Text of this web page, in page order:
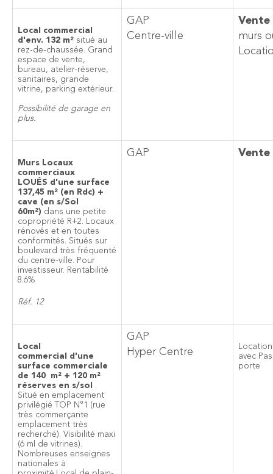
Local commercial
d'env. 132 m² situé au
rez-de-chaussée. Grand
espace de vente,
bureau, atelier-réserve,
sanitaires, grande
vitrine, parking extérieur.
Possibilité de garage en
plus.
GAP
Centre-ville
Vente
murs
Murs Locaux
commerciaux
LOUÉS d'une surface
137,45 m² (en Rdc) +
cave (en s/Sol
60m²) dans une petite
copropriété R+2. Locaux
rénovés et en toutes
conformités. Situés sur
boulevard très fréquenté
du centre-ville. Pour
investisseur. Rentabilité
8.6%
Réf. 12
GAP Vente
Local
commercial d'une
surface commerciale
de 140 m² + 120 m²
réserves en s/sol
.
Situé en emplacement
privilégié TOP N°1 (rue
très commerçante
emplacement très
recherché). Visibilité maxi
(6 ml de vitrines).
Nombreuses enseignes
nationales à
GAP
Hyper Centre
avec
porte